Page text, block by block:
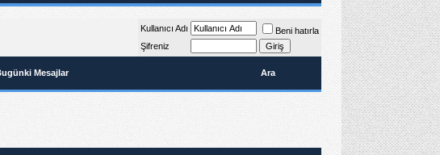
Kullanıcı Adı
Beni hatırla
Şifreniz
Mesajlar Ara